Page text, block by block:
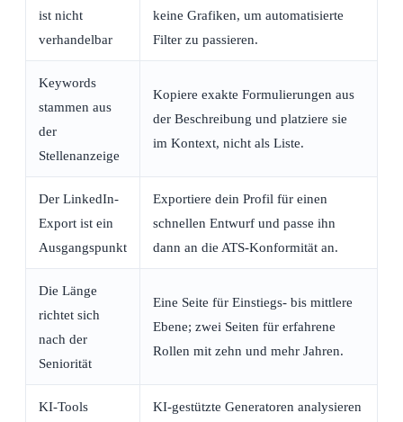
ist nicht
verhandelbar
keine Grafiken, um automatisierte
Filter zu passieren.
Keywords
stammen aus
der
Stellenanzeige
Kopiere exakte Formulierungen aus
der Beschreibung und platziere sie
im Kontext, nicht als Liste.
Der LinkedIn-
Export ist ein
Ausgangspunkt
Exportiere dein Profil für einen
schnellen Entwurf und passe ihn
dann an die ATS-Konformität an.
Die Länge
richtet sich
nach der
Seniorität
Eine Seite für Einstiegs- bis mittlere
Ebene; zwei Seiten für erfahrene
Rollen mit zehn und mehr Jahren.
KI-Tools
KI-gestützte Generatoren analysieren